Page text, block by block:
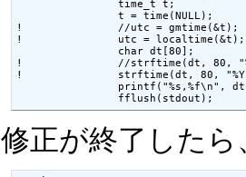
                time_t t;
                t = time(NULL);
!               //utc = gmtime(&t);
!               utc = localtime(&t);
                char dt[80];
!               //strftime(dt, 80, "%d-
!               strftime(dt, 80, "%Y-
printf("%s,%f\n",
修正が終了した